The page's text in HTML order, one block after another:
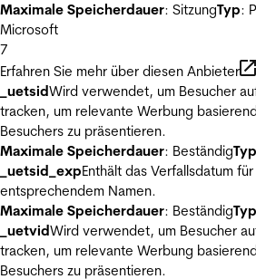
Maximale Speicherdauer: SitzungTyp:
Microsoft
7
Erfahren Sie mehr über diesen Anbieter
_uetsidWird verwendet, um Besucher
tracken, um relevante Werbung
Besuchers zu präsentieren.
Maximale Speicherdauer: BeständigTyp
_uetsid_expEnthält das Verfallsdatum
entsprechendem Namen.
Maximale Speicherdauer: BeständigTyp
_uetvidWird verwendet, um Besucher
tracken, um relevante Werbung
Besuchers zu präsentieren.